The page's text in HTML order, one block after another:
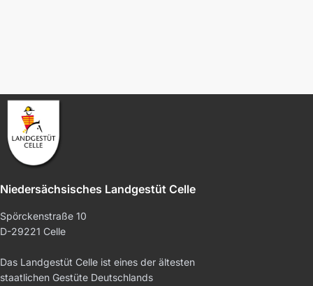
Niedersächsisches Landgestüt Celle
Spörckenstraße 10
D-29221 Celle
Das Landgestüt Celle ist eines der ältesten
staatlichen Gestüte Deutschlands